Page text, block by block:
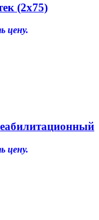
(2х75)
цену.
цену.